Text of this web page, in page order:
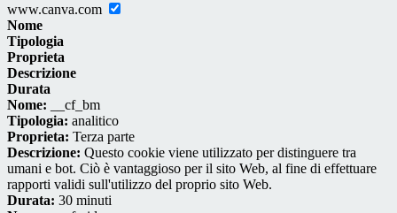
www.canva.com
Nome
Tipologia
Proprieta
Descrizione
Durata
Nome: __cf_bm
Tipologia: analitico
Proprieta: Terza parte
Descrizione: Questo cookie viene utilizzato per distinguere tra
umani e bot. Ciò è vantaggioso per il sito Web, al fine di effettuare
rapporti validi sull'utilizzo del proprio sito Web.
Durata: 30 minuti